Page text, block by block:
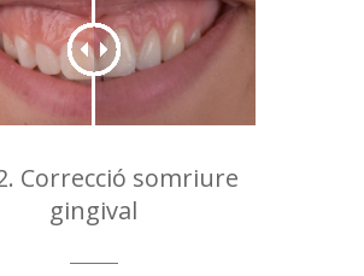
Correcció somriure
gingival